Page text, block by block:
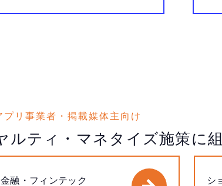
プリ事業者・掲載媒体主向け
ルティ・マネタイズ施策に
金融・フィンテック シ